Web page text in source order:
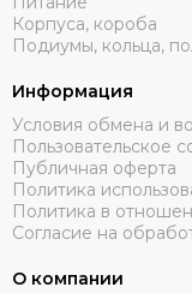
Корпуса, короба
Подиумы, кольца,
Информация
Условия обмена и
Пользовательское
Публичная оферта
Политика
Политика в
Согласие на
О компании